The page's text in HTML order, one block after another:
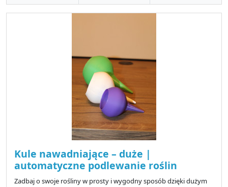
Kule nawadniające – duże |
automatyczne podlewanie roślin
Zadbaj o swoje rośliny w prosty i wygodny sposób dzięki dużym